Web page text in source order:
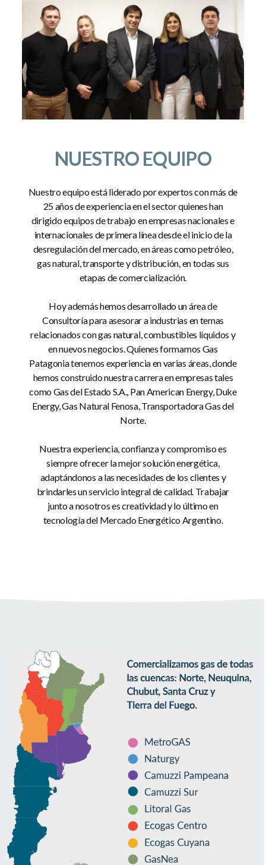
NUESTRO EQUIPO
Nuestro equipo está liderado por expertos con más de
25 años de experiencia en el sector quienes han
dirigido equipos de trabajo en empresas nacionales e
internacionales de primera línea desde el inicio de la
desregulación del mercado, en áreas como petróleo,
gas natural, transporte y distribución, en todas sus
etapas de comercialización.
Hoy además hemos desarrollado un área de
Consultoría para asesorar a industrias en temas
relacionados con gas natural, combustibles líquidos y
en nuevos negocios. Quienes formamos Gas
Patagonia tenemos experiencia en varias áreas, donde
hemos construido nuestra carrera en empresas tales
como Gas del Estado S.A., Pan American Energy, Duke
Energy, Gas Natural Fenosa, Transportadora Gas del
Norte.
Nuestra experiencia, confianza y compromiso es
siempre ofrecer la mejor solución energética,
adaptándonos a las necesidades de los clientes y
brindarles un servicio integral de calidad. Trabajar
junto a nosotros es creatividad y lo último en
tecnología del Mercado Energético Argentino.